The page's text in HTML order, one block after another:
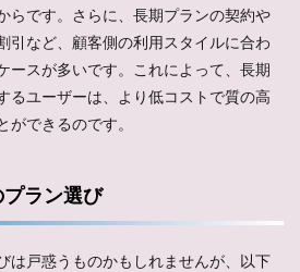
らです。さらに、長期プランの契約や
引など、顧客側の利用スタイルに合わ
ースが多いです。これによって、長期
るユーザーは、より低コストで質の高
ができるのです。
ラン選び
は戸惑うものかもしれませんが、以下